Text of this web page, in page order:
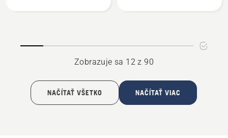
Zobrazuje sa 12 z 90
NAČÍTAŤ VŠETKO NAČÍTAŤ VIAC